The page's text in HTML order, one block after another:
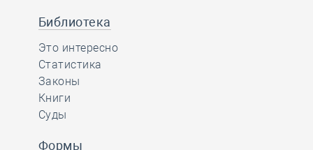
Библиотека
Это интересно
Статистика
Законы
Книги
Суды
Формы